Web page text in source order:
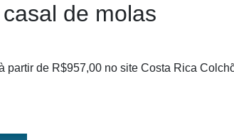
de molas
partir de R$957,00 no site Costa Rica